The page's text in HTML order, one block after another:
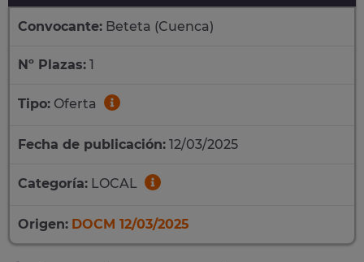
Convocante: Beteta (Cuenca)
Nº Plazas: 1
Tipo: Oferta
Fecha de publicación: 12/03/2025
Categoría: LOCAL
Origen: DOCM 12/03/2025